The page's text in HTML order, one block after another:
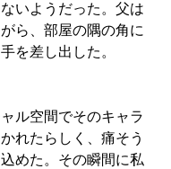
いようだった。父は
ら、部屋の隅の角に
を差し出した。
ル空間でそのキャラ
れたらしく、痛そう
めた。その瞬間に私